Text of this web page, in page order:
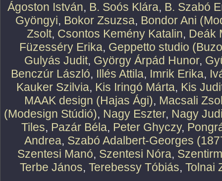
Ágoston István, B. Soós Klára, B. Szabó
Gyöngyi, Bokor Zsuzsa, Bondor Ani
Zsolt, Csontos Kemény Katalin, Deák
Füzesséry Erika, Geppetto studio
Gulyás Judit, György Árpád Hunor,
Benczúr László, Illés Attila, Imrik Erika,
Kauker Szilvia, Kis Iringó Márta, Kis
MAAK design (Hajas Ági), Macsali
(Modesign Stúdió), Nagy Eszter, Nagy
Tiles, Pazár Béla, Peter Ghyczy,
Andrea, Szabó Adalbert-Georges
Szentesi Manó, Szentesi Nóra,
Terbe János, Terebessy Tóbiás, Tolnai